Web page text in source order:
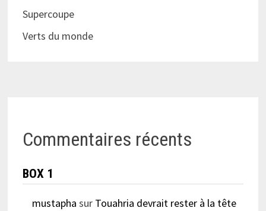
Supercoupe
Verts du monde
Commentaires récents
BOX 1
mustapha sur Touahria devrait rester à la tête